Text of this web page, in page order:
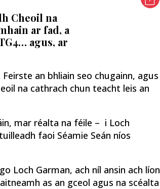
Cheoil na
ar fad, a
agus, ar
an bhliain seo chugainn, agus
na cathrach chun teacht leis an
mar réalta na féile – i Loch
faoi Séamie Seán níos
Loch Garman, ach níl ansin ach líon
as an gceol agus na scéalta